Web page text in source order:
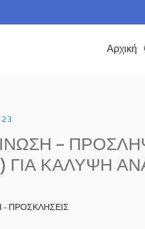
Δήμο
Αρχική
–
ΓΙΑ ΚΑΛΥΨΗ
- ΠΡΟΣΚΛΗΣΕΙΣ